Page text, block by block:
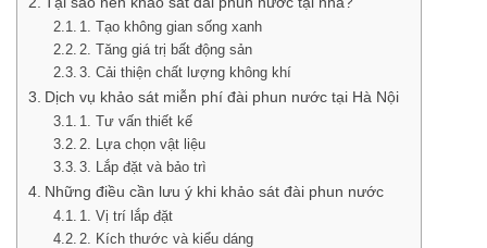
1. Tạo không gian sống xanh
2. Tăng giá trị bất động sản
3. Cải thiện chất lượng không khí
Dịch vụ khảo sát miễn phí đài phun nước tại Hà Nội
1. Tư vấn thiết kế
2. Lựa chọn vật liệu
3. Lắp đặt và bảo trì
Những điều cần lưu ý khi khảo sát đài phun nước
1. Vị trí lắp đặt
2. Kích thước và kiểu dáng